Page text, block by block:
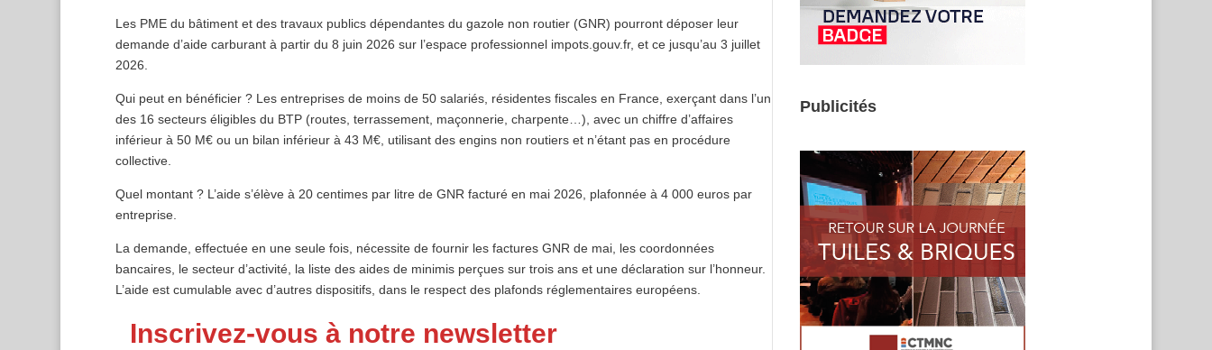
Les PME du bâtiment et des travaux publics dépendantes du gazole non routier (GNR) pourront déposer leur
demande d’aide carburant à partir du 8 juin 2026 sur l’espace professionnel impots.gouv.fr, et ce jusqu’au 3 juillet
2026.
Qui peut en bénéficier ? Les entreprises de moins de 50 salariés, résidentes fiscales en France, exerçant dans l’un
des 16 secteurs éligibles du BTP (routes, terrassement, maçonnerie, charpente…), avec un chiffre d’affaires
inférieur à 50 M€ ou un bilan inférieur à 43 M€, utilisant des engins non routiers et n’étant pas en procédure
collective.
Quel montant ? L’aide s’élève à 20 centimes par litre de GNR facturé en mai 2026, plafonnée à 4 000 euros par
entreprise.
La demande, effectuée en une seule fois, nécessite de fournir les factures GNR de mai, les coordonnées
bancaires, le secteur d’activité, la liste des aides de minimis perçues sur trois ans et une déclaration sur l’honneur.
L’aide est cumulable avec d’autres dispositifs, dans le respect des plafonds réglementaires européens.
Inscrivez-vous à notre newsletter
Publicités